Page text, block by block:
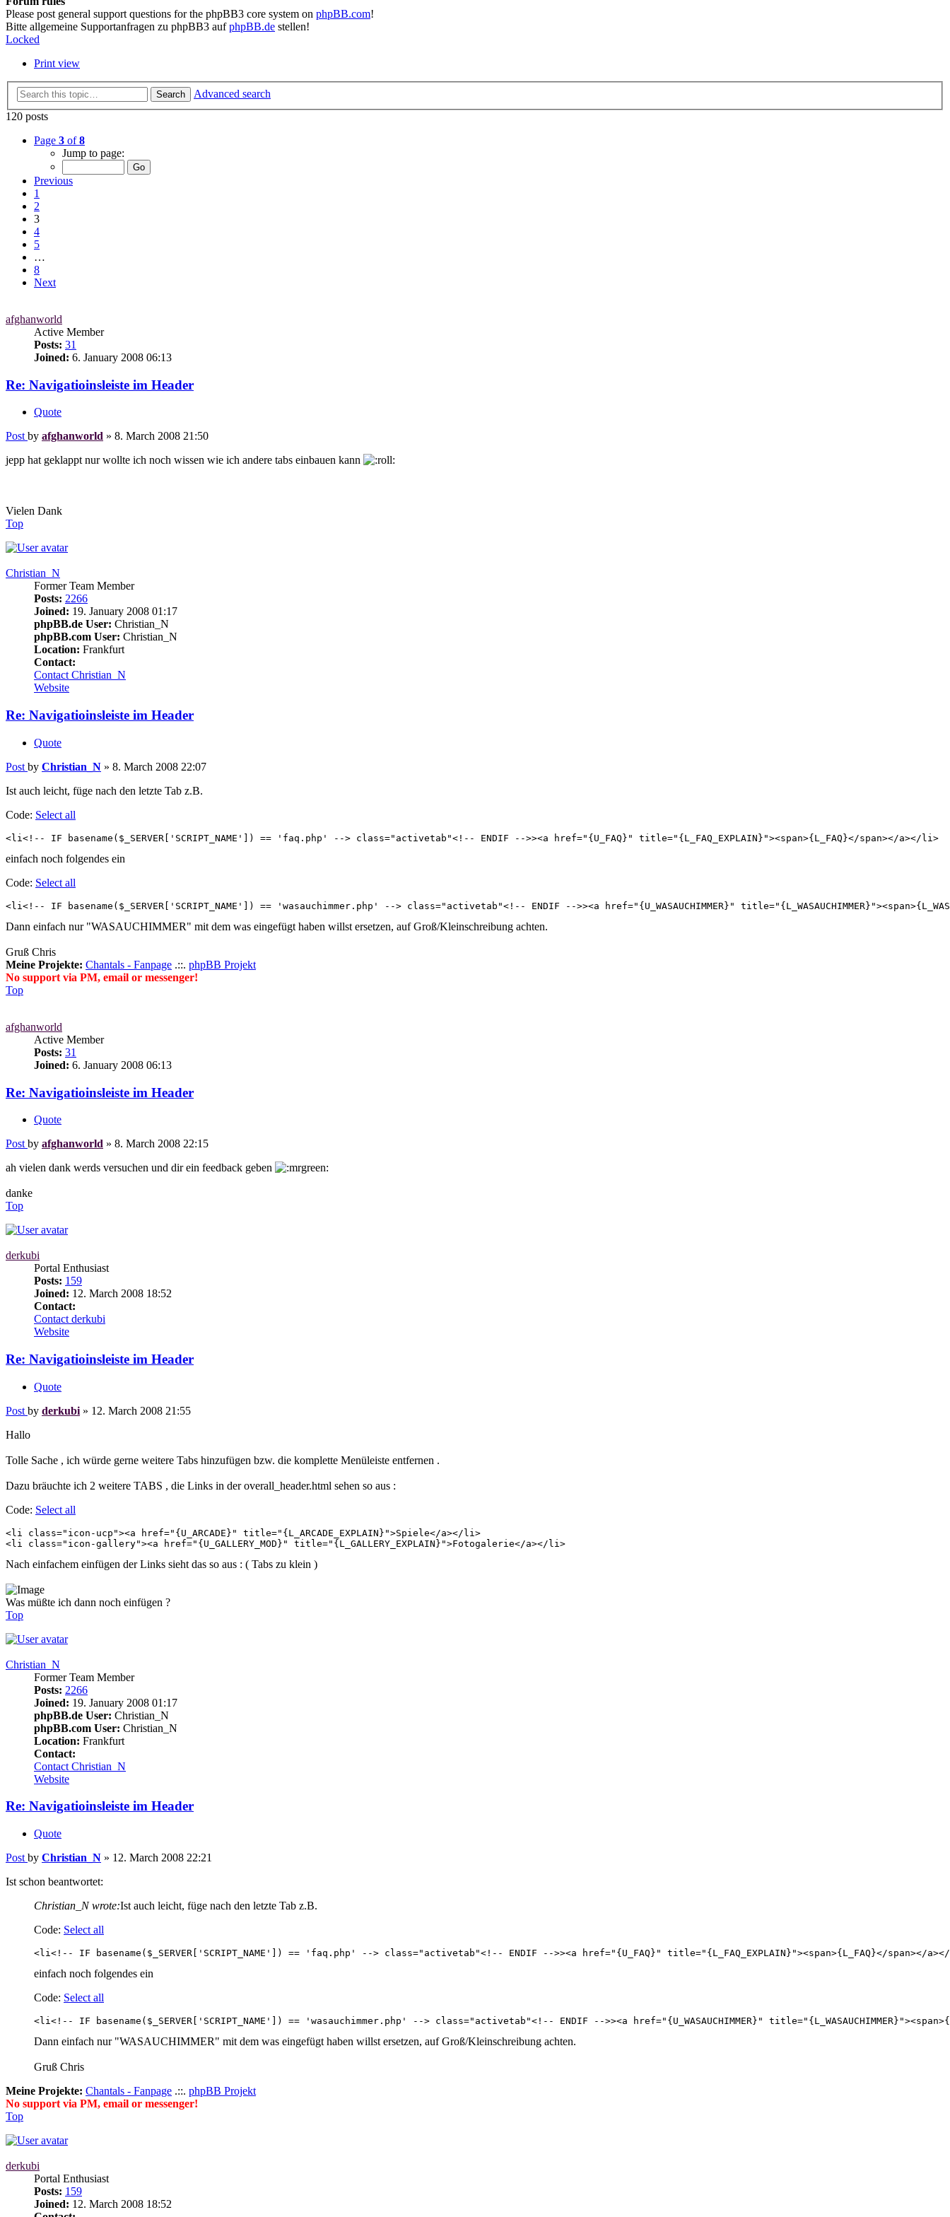
Please post general support questions for the phpBB3 core system on phpBB.com!
Bitte allgemeine Supportanfragen zu phpBB3 aufphpBB.de stellen!
Locked
Print view
Search
Advanced search
120 posts
Page 3 of8
Jump to page:
Previous
1
2
3
4
5
…
8
Next
afghanworld
Active Member
Posts: 31
Joined: 6. January 2008 06:13
Re: Navigatioinsleiste im Header
Quote
Post by afghanworld » 8. March 2008 21:50
jepp hat geklappt nur wollte ich noch wissen wie ich andere tabs einbauen kann
Vielen Dank
Top
Christian_N
Former Team Member
Posts: 2266
Joined: 19. January 2008 01:17
phpBB.de User: Christian_N
phpBB.com User: Christian_N
Location: Frankfurt
Contact:
Contact Christian_N
Website
Re: Navigatioinsleiste im Header
Quote
Post by Christian_N » 8. March 2008 22:07
Ist auch leicht, füge nach den letzte Tab z.B.
Code: Select all
<li<!-- IF basename($_SERVER['SCRIPT_NAME']) == 'faq.php' --> class="activetab"<!-- ENDIF -->><a href="{U_FAQ}" title="{L_FAQ_EXPLAIN}"><span>{L_FAQ}</span></a></li>
einfach noch folgendes ein
Code: Select all
<li<!-- IF basename($_SERVER['SCRIPT_NAME']) == 'wasauchimmer.php' --> class="activetab"<!-- ENDIF -->><a href="{U_WASAUCHIMMER}"
Dann einfach nur "WASAUCHIMMER" mit dem was eingefügt haben willst ersetzen, auf Groß/Kleinschreibung achten.
Gruß Chris
Meine Projekte: Chantals - Fanpage .::. phpBB Projekt
No support via PM, email or messenger!
Top
afghanworld
Active Member
Posts: 31
Joined: 6. January 2008 06:13
Re: Navigatioinsleiste im Header
Quote
Post by afghanworld » 8. March 2008 22:15
ah vielen dank werds versuchen und dir ein feedback geben
danke
Top
derkubi
Portal Enthusiast
Posts: 159
Joined: 12. March 2008 18:52
Contact:
Contact derkubi
Website
Re: Navigatioinsleiste im Header
Quote
Post by derkubi » 12. March 2008 21:55
Hallo
Tolle Sache , ich würde gerne weitere Tabs hinzufügen bzw. die komplette Menüleiste entfernen .
Dazu bräuchte ich 2 weitere TABS , die Links in der overall_header.html sehen so aus :
Code: Select all
<li class="icon-ucp"><a href="{U_ARCADE}" title="{L_ARCADE_EXPLAIN}">Spiele</a></li>
<li class="icon-gallery"><a href="{U_GALLERY_MOD}" title="{L_GALLERY_EXPLAIN}">Fotogalerie</a></li>
Nach einfachem einfügen der Links sieht das so aus : ( Tabs zu klein )
Was müßte ich dann noch einfügen ?
Top
Christian_N
Former Team Member
Posts: 2266
Joined: 19. January 2008 01:17
phpBB.de User: Christian_N
phpBB.com User: Christian_N
Location: Frankfurt
Contact:
Contact Christian_N
Website
Re: Navigatioinsleiste im Header
Quote
Post by Christian_N » 12. March 2008 22:21
Ist schon beantwortet:
Christian_N wrote:Ist auch leicht, füge nach den letzte Tab z.B.
Code: Select all
<li<!-- IF basename($_SERVER['SCRIPT_NAME']) == 'faq.php' --> class="activetab"<!-- ENDIF -->><a href="{U_FAQ}" title="{L_FAQ_EXPLAIN}"><span>{L_FAQ}</span></
einfach noch folgendes ein
Code: Select all
<li<!-- IF basename($_SERVER['SCRIPT_NAME']) == 'wasauchimmer.php' --> class="activetab"<!-- ENDIF -->><a href="{U_WASAUCHIMMER}"
Dann einfach nur "WASAUCHIMMER" mit dem was eingefügt haben willst ersetzen, auf Groß/Kleinschreibung achten.
Gruß Chris
Meine Projekte: Chantals - Fanpage .::. phpBB Projekt
No support via PM, email or messenger!
Top
derkubi
Portal Enthusiast
Posts: 159
Joined: 12. March 2008 18:52